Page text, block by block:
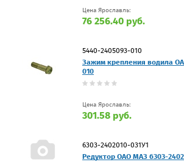
Цена Ярославль:
76 256.40 руб.
5440-2405093-010
Зажим крепления водила
010
Цена Ярославль:
301.58 руб.
6303-2402010-031У1
Редуктор ОАО МАЗ 6303-